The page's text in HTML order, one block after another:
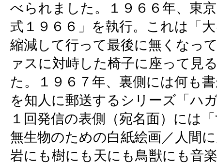
べられました。１９６６年、東
式１９６６」を執行。これは「
縮減して行って最後に無くなっ
ァスに対峙した椅子に座って見
た。１９６７年、裏側には何も
を知人に郵送するシリーズ「ハ
１回発信の表側（宛名面）には
無生物のための白紙絵画／人
岩にも樹にも天にも鳥獣にも音